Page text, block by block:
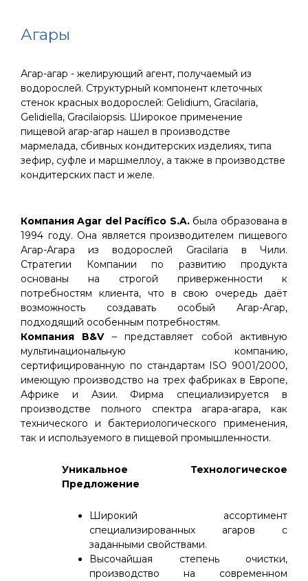
Агары
Агар-агар - желирующий агент, получаемый из
водорослей. Структурный компонент клеточных
стенок красных водорослей: Gelidium, Gracilaria,
Gelidiella, Gracilaiopsis. Широкое применение
пищевой агар-агар нашел в производстве
мармелада, сбивных кондитерских изделиях, типа
зефир, суфле и маршмеллоу, а также в производстве
кондитерских паст и желе.
Компания Agar del Pacífico S.A.была образована в
1994 году. Она является производителем пищевого
Агар-Агара из водорослей Gracilaria в Чили.
Стратегии Компании по развитию продукта
основаны на строгой приверженности к
потребностям клиента, что в свою очередь даёт
возможность создавать особый Агар-Агар,
подходящий особенным потребностям.
Компания B&V– представляет собой активную
мультинациональную компанию,
сертифицированную по стандартам ISO 9001/2000,
имеющую производство на трех фабриках в Европе,
Африке и Азии. Фирма специализируется в
производстве полного спектра агара-агара, как
технического и бактериологического применения,
так и используемого в пищевой промышленности.
Уникальное Технологическое
Предложение
Широкий ассортимент
специализированных агаров с
заданными свойствами.
Высочайшая степень очистки,
производство на современном